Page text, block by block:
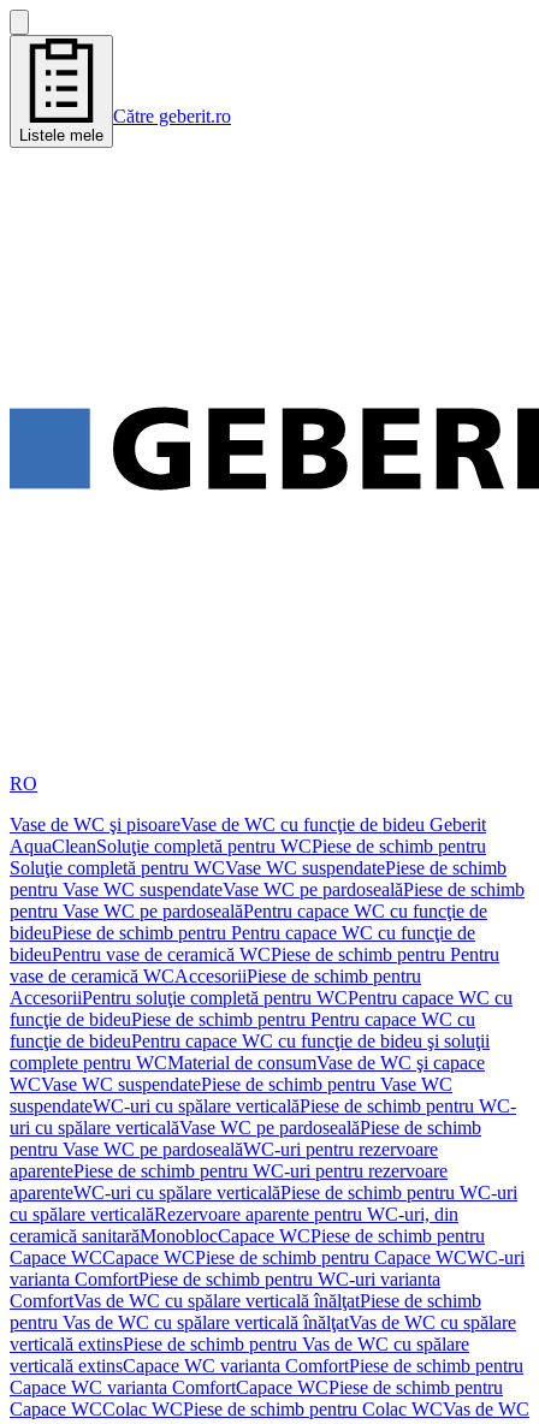
Listele mele
Către geberit.ro
RO
Vase de WC şi pisoareVase de WC cu funcţie de bideu Geberit
AquaCleanSoluţie completă pentru WCPiese de schimb pentru
Soluţie completă pentru WCVase WC suspendatePiese de schimb
pentru Vase WC suspendateVase WC pe pardosealăPiese de schimb
pentru Vase WC pe pardosealăPentru capace WC cu funcţie de
bideuPiese de schimb pentru Pentru capace WC cu funcţie de
bideuPentru vase de ceramică WCPiese de schimb pentru Pentru
vase de ceramică WCAccesoriiPiese de schimb pentru
AccesoriiPentru soluţie completă pentru WCPentru capace WC cu
funcţie de bideuPiese de schimb pentru Pentru capace WC cu
funcţie de bideuPentru capace WC cu funcţie de bideu şi soluţii
complete pentru WCMaterial de consumVase de WC şi capace
WCVase WC suspendatePiese de schimb pentru Vase WC
suspendateWC-uri cu spălare verticalăPiese de schimb pentru WC-
uri cu spălare verticalăVase WC pe pardosealăPiese de schimb
pentru Vase WC pe pardosealăWC-uri pentru rezervoare
aparentePiese de schimb pentru WC-uri pentru rezervoare
aparenteWC-uri cu spălare verticalăPiese de schimb pentru WC-uri
cu spălare verticalăRezervoare aparente pentru WC-uri, din
ceramică sanitarăMonoblocCapace WCPiese de schimb pentru
Capace WCCapace WCPiese de schimb pentru Capace WCWC-uri
varianta ComfortPiese de schimb pentru WC-uri varianta
ComfortVas de WC cu spălare verticală înălţatPiese de schimb
pentru Vas de WC cu spălare verticală înălţatVas de WC cu spălare
verticală extinsPiese de schimb pentru Vas de WC cu spălare
verticală extinsCapace WC varianta ComfortPiese de schimb pentru
Capace WC varianta ComfortCapace WCPiese de schimb pentru
Capace WCColac WCPiese de schimb pentru Colac WCVas de WC